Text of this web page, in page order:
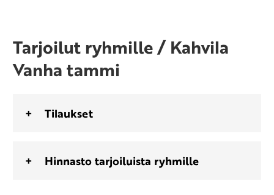
Tarjoilut ryhmille / Kahvila
Vanha tammi
Tilaukset
Hinnasto tarjoiluista ryhmille